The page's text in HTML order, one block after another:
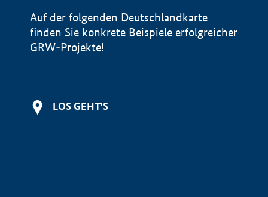
Auf der folgenden Deutschlandkarte
finden Sie konkrete Beispiele erfolgreicher
GRW-Projekte!
LOS GEHT'S